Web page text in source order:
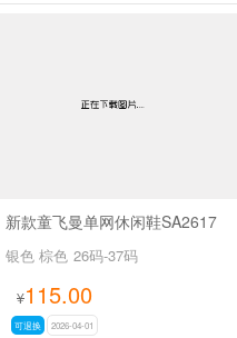
新款童飞曼单网休闲鞋SA2617
银色 棕色 26码-37码
¥115.00
可退换 2026-04-01